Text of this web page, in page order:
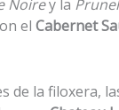
Noirey la
el Cabernet
la filoxera,